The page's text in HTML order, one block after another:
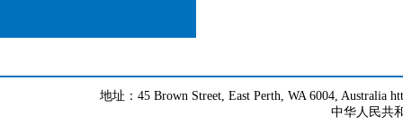
地址：45 Brown Street, East Perth, WA 6004, Australia
中华人民共